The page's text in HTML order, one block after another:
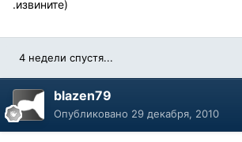
.извините)
4 недели спустя...
blazen79
Опубликовано 29 декабря, 2010